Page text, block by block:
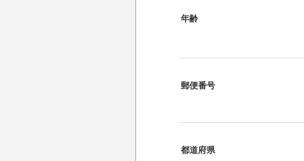
年齢
郵便番号
都道府県